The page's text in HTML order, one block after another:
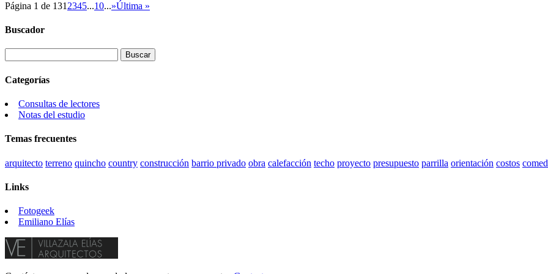
Página 1 de 131 2345...10...»Última »
Buscador
Categorías
Consultas de lectores
Notas del estudio
Temas frecuentes
arquitecto terreno quincho country construcción barrio privado obra calefacción techo proyecto presupuesto parrilla orientación costos
Links
Fotogeek
Emiliano Elías